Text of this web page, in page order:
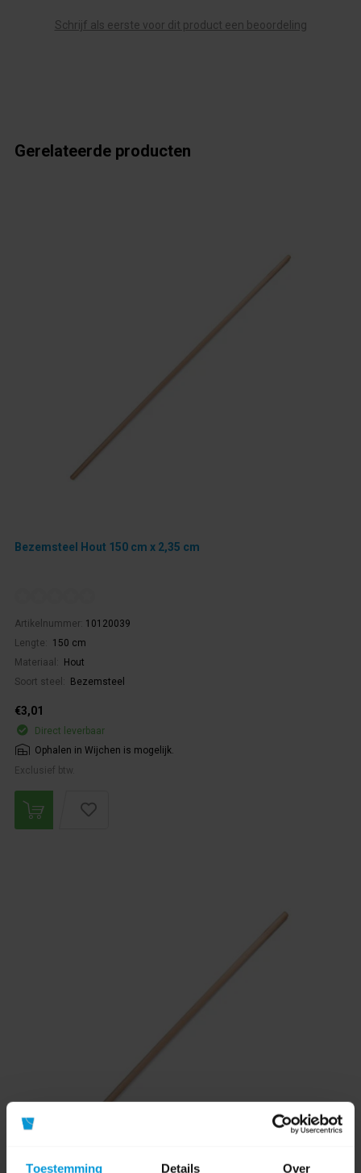
Toestemming Details Over
Schrijf als eerste voor dit product een beoordeling
Gerelateerde producten
Bezemsteel Hout 150 cm x 2,35 cm
Artikelnummer: 10120039
Lengte:
150 cm
Materiaal:
Hout
Soort steel:
Bezemsteel
€3,01
Direct leverbaar
Ophalen in Wijchen is mogelijk.
Exclusief btw.